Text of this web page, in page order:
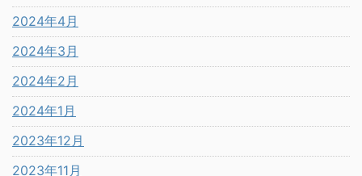
2024年4月
2024年3月
2024年2月
2024年1月
2023年12月
2023年11月